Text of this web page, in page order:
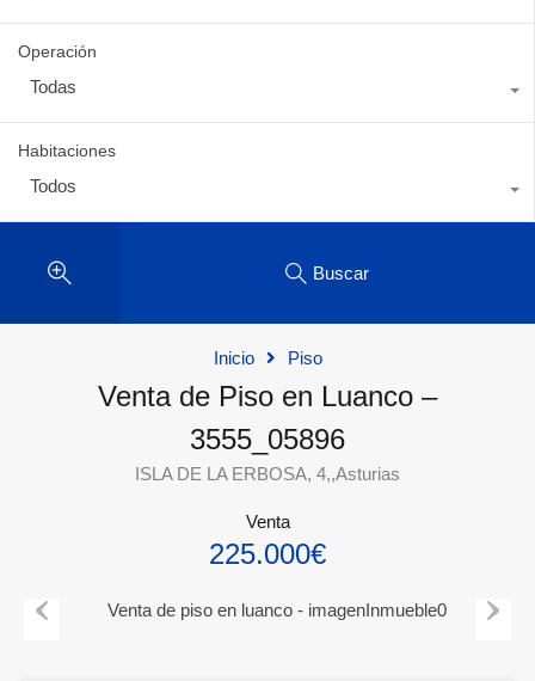
Operación
Todas
Habitaciones
Todos
Buscar
Inicio Piso
Venta de Piso en Luanco –
3555_05896
ISLA DE LA ERBOSA, 4,,Asturias
Venta
225.000€